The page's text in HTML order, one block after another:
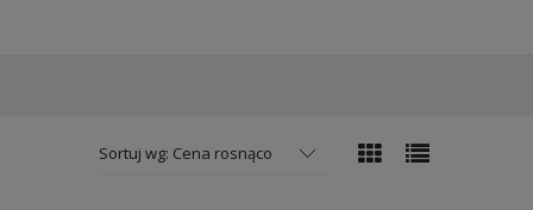
Sortuj wg: Cena rosnąco